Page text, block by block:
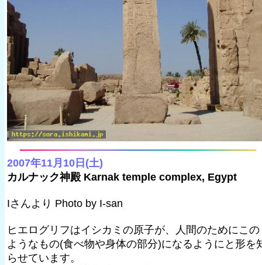
2007年11月10日(土)
カルナック神殿 Karnak temple complex, Egypt
Iさんより Photo by I-san
ヒエログリフはイシカミの原子が、人間のためにこの
ようなもの(食べ物や身体の部分)になるようにと形を
らせています。